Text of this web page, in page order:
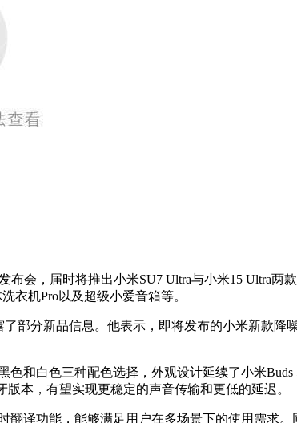
会，届时将推出小米SU7 Ultra与小米15 Ultra两
衣机Pro以及超级小爱音箱等。
部分新品信息。他表示，即将发布的小米新款
色和白色三种配色选择，外观设计延续了小米
本，有望实现更稳定的声音传输和更低的延迟。
翻译功能，能够满足用户在多场景下的使用需求